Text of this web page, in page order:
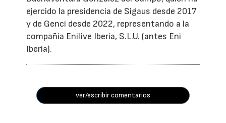
ejercido la presidencia de Sigaus desde 2017
y de Genci desde 2022, representando a la
compañía Enilive Iberia, S.L.U. (antes Eni
Iberia).
ver/escribir comentarios